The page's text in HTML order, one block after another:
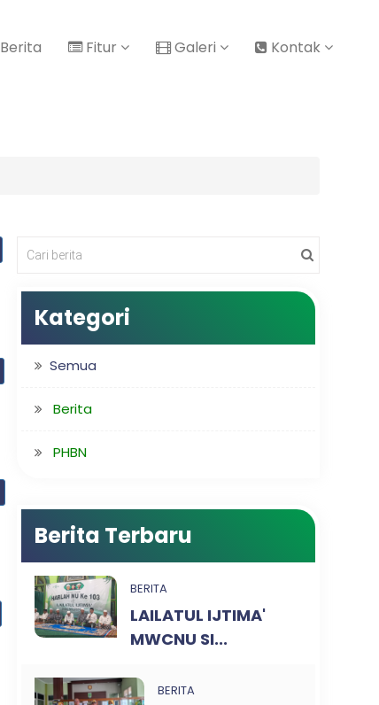
Berita Fitur Galeri Kontak
Kategori
Semua
Berita
PHBN
Berita Terbaru
BERITA
LAILATUL IJTIMA'
MWCNU SI...
BERITA